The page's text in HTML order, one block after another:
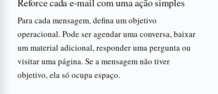
Para cada mensagem, defina um objetivo
operacional. Pode ser agendar uma conversa, baixar
um material adicional, responder uma pergunta ou
visitar uma página. Se a mensagem não tiver
objetivo, ela só ocupa espaço.